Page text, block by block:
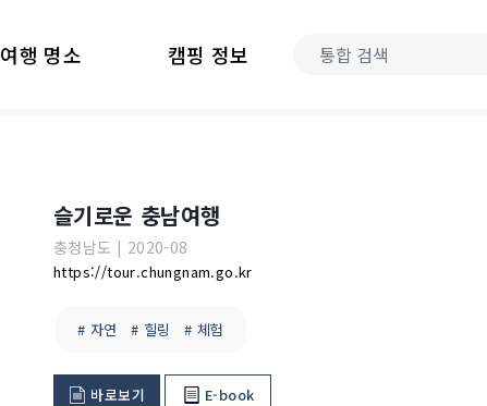
여행 명소 캠핑 정보
슬기로운 충남여행
충청남도 | 2020-08
https://tour.chungnam.go.kr
# 자연 # 힐링 # 체험
바로보기 E-book